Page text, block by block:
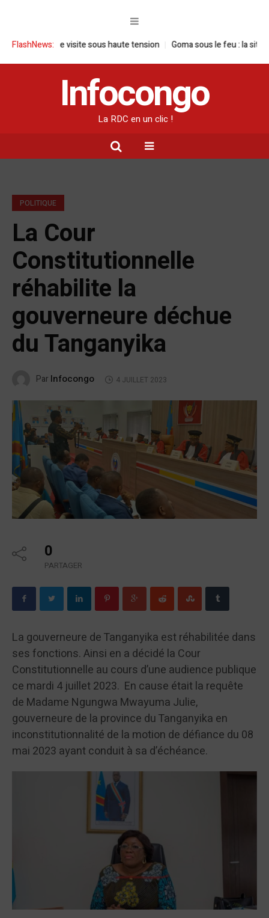
FlashNews:
: une visite sous haute tension Goma sous le feu : la situation
Infocongo
La RDC en un clic !
POLITIQUE
La Cour
Constitutionnelle
réhabilite la
gouverneure déchue
du Tanganyika
Par Infocongo 4 JUILLET 2023
0
PARTAGER
La gouverneure de Tanganyika est réhabilitée dans
ses fonctions. Ainsi en a décidé la Cour
Constitutionnelle au cours d’une audience publique
ce mardi 4 juillet 2023. En cause était la requête
de Madame Ngungwa Mwayuma Julie,
gouverneure de la province du Tanganyika en
inconstitutionnalité de la motion de défiance du 08
mai 2023 ayant conduit à sa d’échéance.